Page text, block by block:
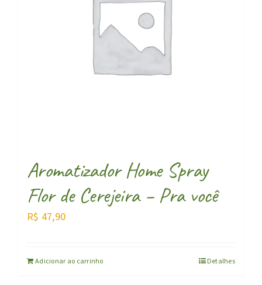
Aromatizador Home Spray
Flor de Cerejeira – Pra você
R$ 47,90
Adicionar ao carrinho Detalhes